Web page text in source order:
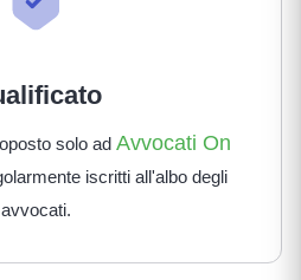
solo ad Avvocati On
iscritti all'albo degli
avvocati.